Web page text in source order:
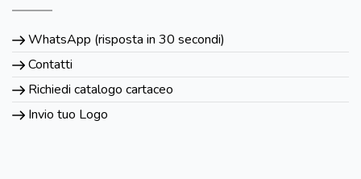
WhatsApp (risposta in 30 secondi)
Contatti
Richiedi catalogo cartaceo
Invio tuo Logo